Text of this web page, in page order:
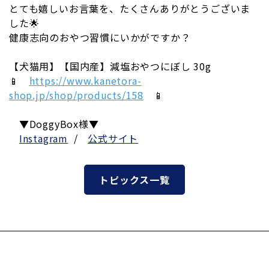
とても嬉しいお言葉を、たくさんありがとうございま
した🌟
健康志向のおやつ習慣にいかがですか？
【犬猫用】【国内産】減塩おやつにぼし 30g
📱 https://www.kanetora-
shop.jp/shop/products/158 📱
▼DoggyBox様▼
Instagram / 公式サイト
トピックス一覧